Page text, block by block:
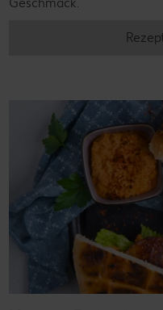
Geschmack.